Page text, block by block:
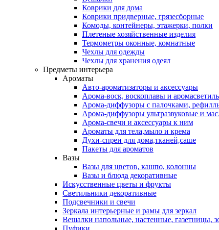
Коврики для дома
Коврики придверные, грязесборные
Комоды, контейнеры, этажерки, полки
Плетеные хозяйственные изделия
Термометры оконные, комнатные
Чехлы для одежды
Чехлы для хранения одеял
Предметы интерьера
Ароматы
Авто-ароматизаторы и аксессуары
Арома-воск, воскоплавы и
Арома-диффузоры с палочками,
Арома-диффузоры ультразвуковые и
Арома-свечи и аксессуары к ним
Ароматы для тела,мыло и крема
Духи-спреи для дома,тканей,саше
Пакеты для ароматов
Вазы
Вазы для цветов, кашпо, колонны
Вазы и блюда декоративные
Искусственные цветы и фрукты
Светильники декоративные
Подсвечники и свечи
Зеркала интерьерные и рамы для зеркал
Вешалки напольные, настенные, газетницы,
Пуфики